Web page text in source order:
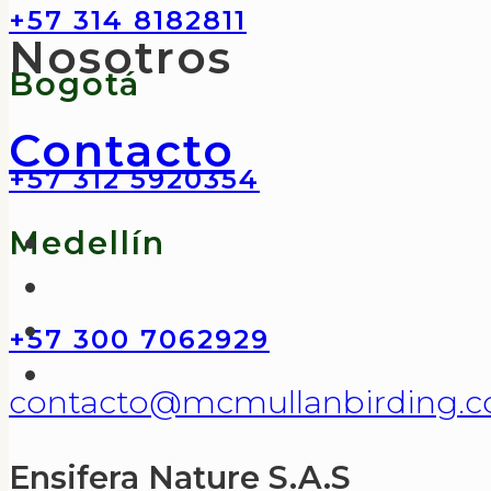
Nosotros
Contacto
+57 314 8182811
Bogotá
+57 312 5920354
Medellín
+57 300 7062929
Ensifera Nature S.A.S